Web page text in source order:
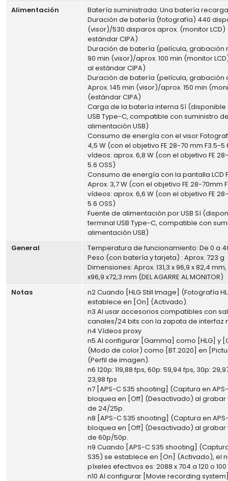
Alimentación
Batería suministrada: Una batería
Duración de batería (fotografía) 440
(visor)/530 disparos aprox. (monitor
estándar CIPA)
Duración de batería (película, grabación
90 min (visor)/aprox. 100 min (monitor
al estándar CIPA)
Duración de batería (película, grabación
Aprox. 145 min (visor)/aprox. 150 min
(estándar CIPA)
Carga de la batería interna Sí
USB Type-C, compatible con suministro
alimentación USB)
Consumo de energía con el visor
4,5 W (con el objetivo FE 28-70 mm F3.5-
vídeos: aprox. 6,8 W (con el objetivo FE
5.6 OSS)
Consumo de energía con la pantalla LCD
Aprox. 3,7 W (con el objetivo FE 28-70mm
vídeos: aprox. 6,6 W (con el objetivo FE
5.6 OSS)
Fuente de alimentación por USB Sí
terminal USB Type-C, compatible con
alimentación USB)
General
Temperatura de funcionamiento: De 0 a
Peso (con batería y tarjeta) : Aprox. 723 g
Dimensiones: Aprox. 131,3 x 96,9 x 82,4 mm,
x96,9 x72,3 mm (DEL AGARRE AL MONITOR)
Notas
n2 Cuando [HLG Still Image] (Fotografía
establece en [On] (Activado).
n3 Al usar accesorios compatibles con
canales/24 bits con la zapata de interfaz
n4 Vídeos proxy
n5 Al configurar [Gamma] como [HLG] y
(Modo de color) como [BT.2020] en
(Perfil de imagen).
n6 120p: 119,88 fps, 60p: 59,94 fps, 30p:
23,98 fps
n7 [APS-C S35 shooting] (Captura en
bloquea en [Off] (Desactivado) al grabar
de 24/25p.
n8 [APS-C S35 shooting] (Captura en
bloquea en [Off] (Desactivado) al grabar
de 60p/50p.
n9 Cuando [APS-C S35 shooting]
S35) se establece en [On] (Activado), el
píxeles efectivos es: 2088 x 704 a 120 o
n10 Al configurar [Movie recording